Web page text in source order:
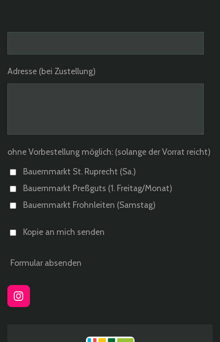
Adresse (bei Zustellung)
ohne Vorbestellung möglich: (solange der Vorrat reicht)
Bauernmarkt St. Ruprecht (Sa.)
Bauernmarkt Preßguts (1. Freitag/Monat)
Bauernmarkt Frohnleiten (Samstag)
Kopie an mich senden
Formular absenden
I
n